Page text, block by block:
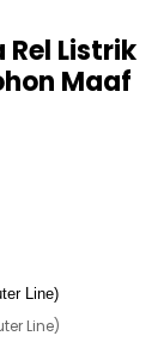
Listrik
Maaf
Line)